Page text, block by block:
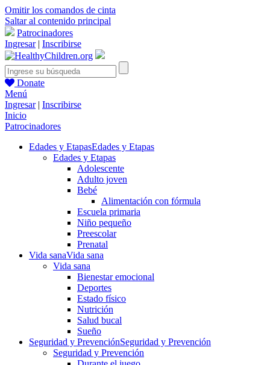
Omitir los comandos de cinta
Saltar al contenido principal
Patrocinadores
Ingresar| Inscribirse
Donate
Menú
Ingresar| Inscribirse
Inicio
Patrocinadores
Edades y EtapasEdades y Etapas
Edades y Etapas
Adolescente
Adulto joven
Bebé
Alimentación con fórmula
Escuela primaria
Niño pequeño
Preescolar
Prenatal
Vida sanaVida sana
Vida sana
Bienestar emocional
Deportes
Estado físico
Nutrición
Salud bucal
Sueño
Seguridad y PrevenciónSeguridad y Prevención
Seguridad y Prevención